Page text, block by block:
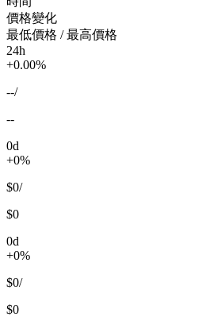
價格變化
最低價格 / 最高價格
24h
+0.00%
--/
--
0d
+0%
$0/
$0
0d
+0%
$0/
$0